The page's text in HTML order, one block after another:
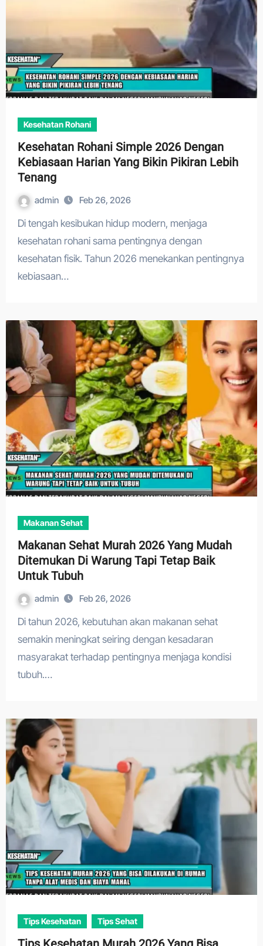
Kesehatan Rohani
Kesehatan Rohani Simple 2026 Dengan
Kebiasaan Harian Yang Bikin Pikiran Lebih
Tenang
admin Feb 26, 2026
Di tengah kesibukan hidup modern, menjaga
kesehatan rohani sama pentingnya dengan
kesehatan fisik. Tahun 2026 menekankan pentingnya
kebiasaan…
Makanan Sehat
Makanan Sehat Murah 2026 Yang Mudah
Ditemukan Di Warung Tapi Tetap Baik
Untuk Tubuh
admin Feb 26, 2026
Di tahun 2026, kebutuhan akan makanan sehat
semakin meningkat seiring dengan kesadaran
masyarakat terhadap pentingnya menjaga kondisi
tubuh.…
Tips Kesehatan Tips Sehat